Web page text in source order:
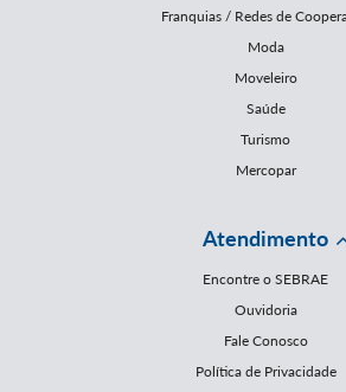
Franquias / Redes de
Moda
Moveleiro
Saúde
Turismo
Mercopar
Atendimento
Encontre o SEBRAE
Ouvidoria
Fale Conosco
Política de Privacidade